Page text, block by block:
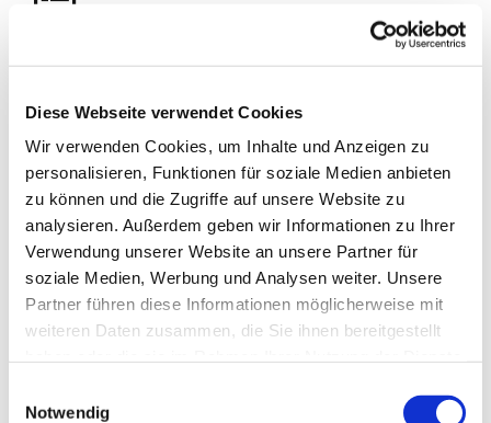
Diese Webseite verwendet Cookies
Wir verwenden Cookies, um Inhalte und Anzeigen zu
personalisieren, Funktionen für soziale Medien anbieten
zu können und die Zugriffe auf unsere Website zu
analysieren. Außerdem geben wir Informationen zu Ihrer
Verwendung unserer Website an unsere Partner für
soziale Medien, Werbung und Analysen weiter. Unsere
Partner führen diese Informationen möglicherweise mit
weiteren Daten zusammen, die Sie ihnen bereitgestellt
Notwendig
Weitere Infos zur Kommunion
Gern können Sie und Ihr Kind sich weiter
informieren auf den folgenden Seiten von
katholisch.de.
Katholisch.de